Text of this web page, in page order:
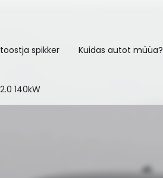
spikker Kuidas autot müüa?
140kW